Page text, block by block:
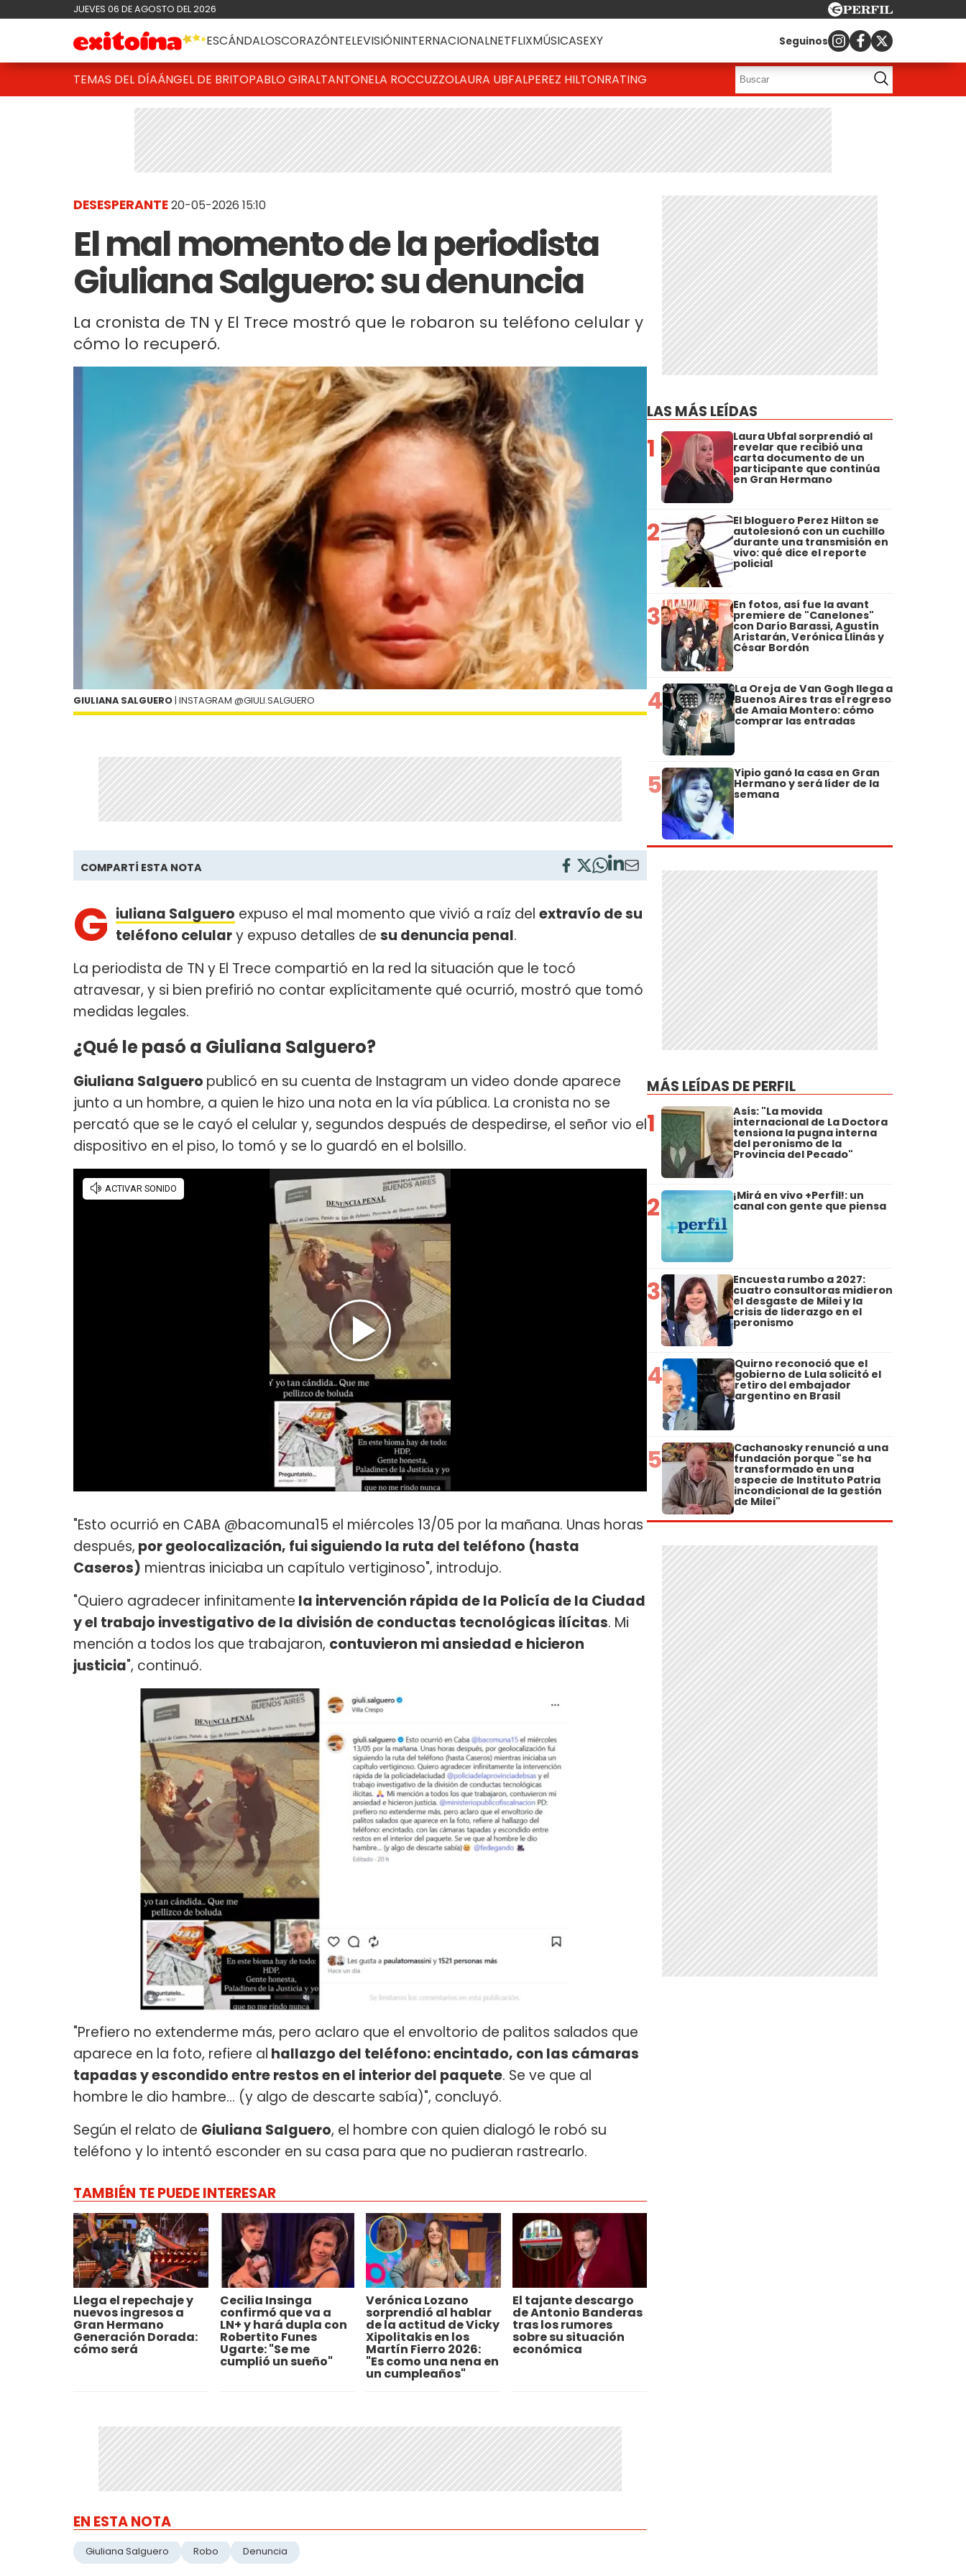
JUEVES 06 DE AGOSTO DEL 2026
ESCÁNDALOSCORAZÓNTELEVISIÓNINTERNACIONALNETFLIXMÚSICASEXY Seguinos
TEMAS DEL DÍAÁNGEL DE BRITOPABLO GIRALTANTONELA ROCCUZZOLAURA UBFALPEREZ HILTONRATING
DESESPERANTE20-05-2026 15:10
El mal momento de la periodista
Giuliana Salguero: su denuncia
La cronista de TN y El Trece mostró que le robaron su teléfono celular y
cómo lo recuperó.
GIULIANA SALGUERO | INSTAGRAM @GIULI.SALGUERO
COMPARTÍ ESTA NOTA
G iuliana Salguero expuso el mal momento que vivió a raíz del extravío de su
teléfono celulary expuso detalles de su denuncia penal.
La periodista de TN y El Trece compartió en la red la situación que le tocó
atravesar, y si bien prefirió no contar explícitamente qué ocurrió, mostró que tomó
medidas legales.
¿Qué le pasó a Giuliana Salguero?
Giuliana Salguero publicó en su cuenta de Instagram un video donde aparece
junto a un hombre, a quien le hizo una nota en la vía pública. La cronista no se
percató que se le cayó el celular y, segundos después de despedirse, el señor vio el
dispositivo en el piso, lo tomó y se lo guardó en el bolsillo.
"Esto ocurrió en CABA @bacomuna15 el miércoles 13/05 por la mañana. Unas horas
después, por geolocalización, fui siguiendo la ruta del teléfono (hasta
Caseros) mientras iniciaba un capítulo vertiginoso", introdujo.
"Quiero agradecer infinitamente la intervención rápida de la Policía de la Ciudad
y el trabajo investigativo de la división de conductas tecnológicas ilícitas. Mi
mención a todos los que trabajaron, contuvieron mi ansiedad e hicieron
justicia", continuó.
"Prefiero no extenderme más, pero aclaro que el envoltorio de palitos salados que
aparece en la foto, refiere al hallazgo del teléfono: encintado, con las cámaras
tapadas y escondido entre restos en el interior del paquete. Se ve que al
hombre le dio hambre... (y algo de descarte sabía)", concluyó.
Según el relato de Giuliana Salguero, el hombre con quien dialogó le robó su
teléfono y lo intentó esconder en su casa para que no pudieran rastrearlo.
TAMBIÉN TE PUEDE INTERESAR
Llega el repechaje y
nuevos ingresos a
Gran Hermano
Generación Dorada:
cómo será
Cecilia Insinga
confirmó que va a
LN+ y hará dupla con
Robertito Funes
Ugarte: "Se me
cumplió un sueño"
Verónica Lozano
sorprendió al hablar
de la actitud de Vicky
Xipolitakis en los
Martín Fierro 2026:
"Es como una nena en
un cumpleaños"
El tajante descargo
de Antonio Banderas
tras los rumores
sobre su situación
económica
EN ESTA NOTA
Giuliana Salguero Robo Denuncia
LAS MÁS LEÍDAS
1 Laura Ubfal sorprendió al
revelar que recibió una
carta documento de un
participante que continúa
en Gran Hermano
2 El bloguero Perez Hilton se
autolesionó con un cuchillo
durante una transmisión en
vivo: qué dice el reporte
policial
3 En fotos, así fue la avant
premiere de "Canelones"
con Darío Barassi, Agustín
Aristarán, Verónica Llinás y
César Bordón
4 La Oreja de Van Gogh llega a
Buenos Aires tras el regreso
de Amaia Montero: cómo
comprar las entradas
5 Yipio ganó la casa en Gran
Hermano y será líder de la
semana
MÁS LEÍDAS DE PERFIL
1 Asís: "La movida
internacional de La Doctora
tensiona la pugna interna
del peronismo de la
Provincia del Pecado"
2 ¡Mirá en vivo +Perfil!: un
canal con gente que piensa
3 Encuesta rumbo a 2027:
cuatro consultoras midieron
el desgaste de Milei y la
crisis de liderazgo en el
peronismo
4 Quirno reconoció que el
gobierno de Lula solicitó el
retiro del embajador
argentino en Brasil
5 Cachanosky renunció a una
fundación porque "se ha
transformado en una
especie de Instituto Patria
incondicional de la gestión
de Milei"